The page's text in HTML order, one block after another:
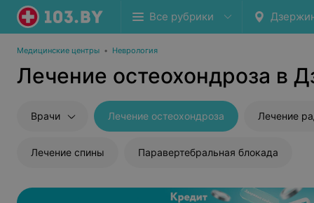
Все рубрики
Медицинские центры • Неврология
Лечение остеохондроза в
Врачи Лечение остеохондроза Лечение
Лечение спины Паравертебральная блокада